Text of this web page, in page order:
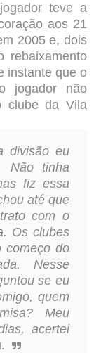
teve a
aos 21
2005 e, dois
rebaixamento
instante que o
jogador não
clube da Vila
divisão eu
Não tinha
fiz essa
até que
com o
Os clubes
começo do
Nesse
se eu
quem
Meu
acertei